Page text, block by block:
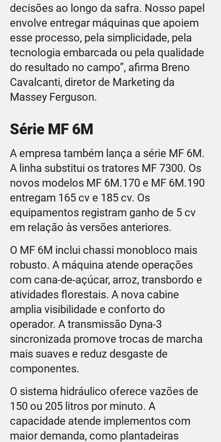
decisões ao longo da safra. Nosso papel
envolve entregar máquinas que apoiem
esse processo, pela simplicidade, pela
tecnologia embarcada ou pela qualidade
do resultado no campo”, afirma Breno
Cavalcanti, diretor de Marketing da
Massey Ferguson.
Série MF 6M
A empresa também lança a série MF 6M.
A linha substitui os tratores MF 7300. Os
novos modelos MF 6M.170 e MF 6M.190
entregam 165 cv e 185 cv. Os
equipamentos registram ganho de 5 cv
em relação às versões anteriores.
O MF 6M inclui chassi monobloco mais
robusto. A máquina atende operações
com cana-de-açúcar, arroz, transbordo e
atividades florestais. A nova cabine
amplia visibilidade e conforto do
operador. A transmissão Dyna-3
sincronizada promove trocas de marcha
mais suaves e reduz desgaste de
componentes.
O sistema hidráulico oferece vazões de
150 ou 205 litros por minuto. A
capacidade atende implementos com
maior demanda, como plantadeiras